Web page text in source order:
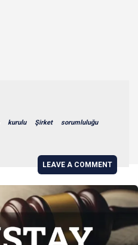
kurulu Şirket sorumluluğu
LEAVE A COMMENT